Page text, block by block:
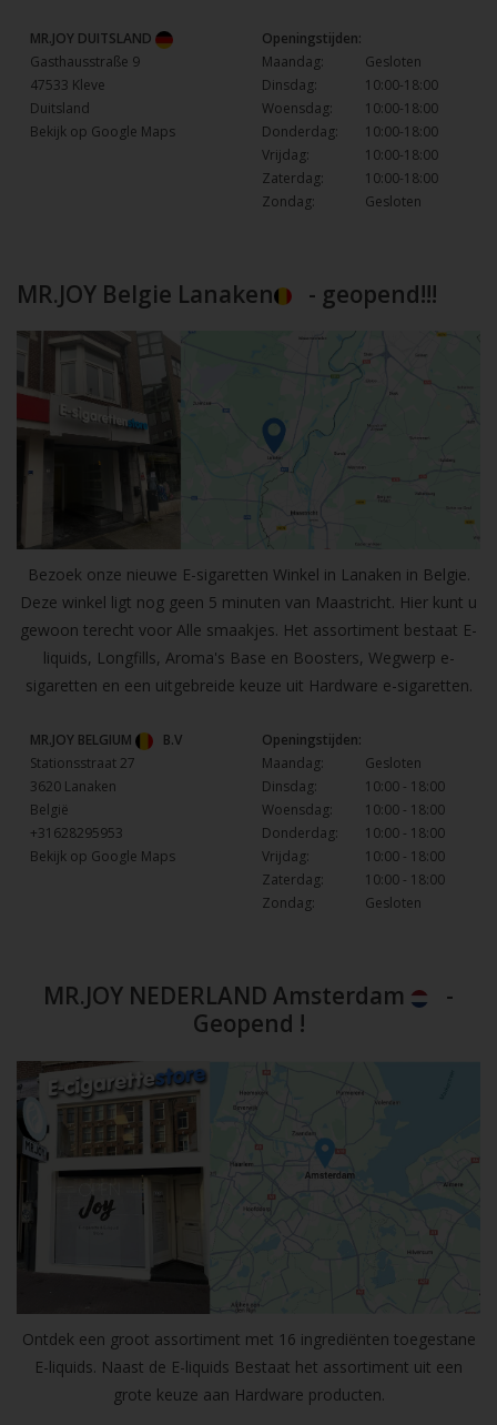
MR.JOY DUITSLAND
Gasthausstraße 9
47533 Kleve
Duitsland
Bekijk op Google Maps
Openingstijden:
Maandag:
Gesloten
Dinsdag:
10:00-18:00
Woensdag:
10:00-18:00
Donderdag:
10:00-18:00
Vrijdag:
10:00-18:00
Zaterdag:
10:00-18:00
Zondag:
Gesloten
MR.JOY Belgie Lanaken - geopend!!!
Bezoek onze nieuwe E-sigaretten Winkel in Lanaken in Belgie.
Deze winkel ligt nog geen 5 minuten van Maastricht. Hier kunt u
gewoon terecht voor Alle smaakjes. Het assortiment bestaat E-
liquids, Longfills, Aroma's Base en Boosters, Wegwerp e-
sigaretten en een uitgebreide keuze uit Hardware e-sigaretten.
MR.JOY BELGIUM
B.V
Stationsstraat 27
3620 Lanaken
België
+31628295953
Bekijk op Google Maps
Openingstijden:
Maandag:
Gesloten
Dinsdag:
10:00 - 18:00
Woensdag:
10:00 - 18:00
Donderdag:
10:00 - 18:00
Vrijdag:
10:00 - 18:00
Zaterdag:
10:00 - 18:00
Zondag:
Gesloten
MR.JOY NEDERLAND Amsterdam
-
Geopend !
Ontdek een groot assortiment met 16 ingrediënten toegestane
E-liquids. Naast de E-liquids Bestaat het assortiment uit een
grote keuze aan Hardware producten.